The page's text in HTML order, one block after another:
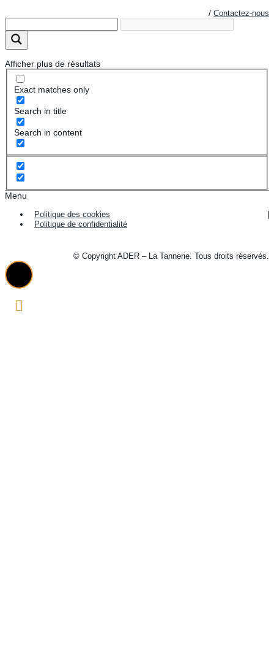
/ Contactez-nous
Afficher plus de résultats
Exact matches only
Search in title
Search in content
Menu
Politique des cookies
Politique de confidentialité
© Copyright ADER – La Tannerie. Tous droits réservés.